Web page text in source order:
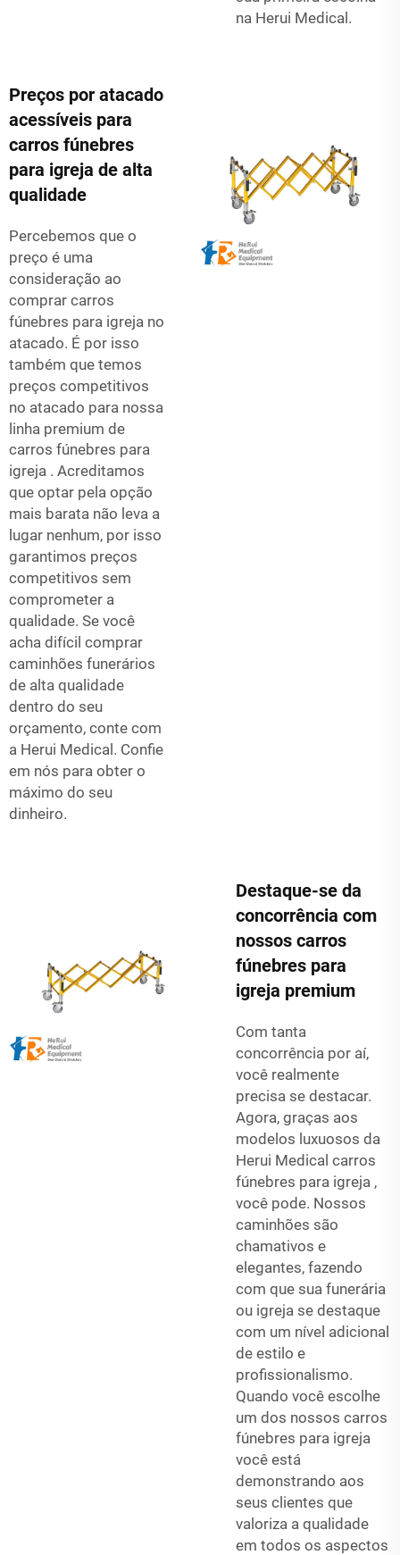
na Herui Medical.
Preços por atacado
acessíveis para
carros fúnebres
para igreja de alta
qualidade
Percebemos que o
preço é uma
consideração ao
comprar carros
fúnebres para igreja no
atacado. É por isso
também que temos
preços competitivos
no atacado para nossa
linha premium de
carros fúnebres para
igreja . Acreditamos
que optar pela opção
mais barata não leva a
lugar nenhum, por isso
garantimos preços
competitivos sem
comprometer a
qualidade. Se você
acha difícil comprar
caminhões funerários
de alta qualidade
dentro do seu
orçamento, conte com
a Herui Medical. Confie
em nós para obter o
máximo do seu
dinheiro.
Destaque-se da
concorrência com
nossos carros
fúnebres para
igreja premium
Com tanta
concorrência por aí,
você realmente
precisa se destacar.
Agora, graças aos
modelos luxuosos da
Herui Medical carros
fúnebres para igreja ,
você pode. Nossos
caminhões são
chamativos e
elegantes, fazendo
com que sua funerária
ou igreja se destaque
com um nível adicional
de estilo e
profissionalismo.
Quando você escolhe
um dos nossos carros
fúnebres para igreja
você está
demonstrando aos
seus clientes que
valoriza a qualidade
em todos os aspectos